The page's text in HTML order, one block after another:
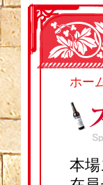
ホー
本